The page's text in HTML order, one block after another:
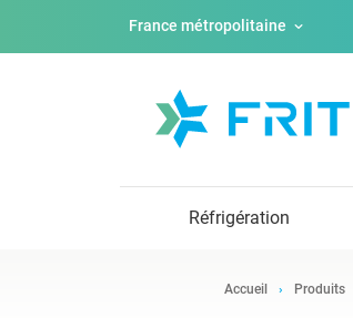
France métropolitaine
Réfrigération
Accueil Produits